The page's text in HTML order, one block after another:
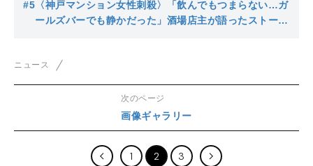
る方法を解説
#5 〈神戸マンション女性刺殺〉「飲んでもつまらない…ガ
ールズバーでも静かだった」酒場店主が語ったストーカ
ニュース
次のページ
画像ギャラリー
1 2 3